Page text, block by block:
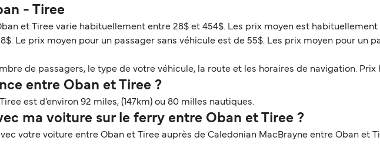
- Tiree
et Tiree varie habituellement entre 28$ et 454$. Les prix moyen est
Le prix moyen pour un passager sans véhicule est de 55$. Les prix moyen pour un
de passagers, le type de votre véhicule, la route et les horaires de navigation. Prix
entre Oban et Tiree ?
est d’environ 92 miles, (147km) ou 80 milles nautiques.
ma voiture sur le ferry entre Oban et Tiree ?
votre voiture entre Oban et Tiree auprès de Caledonian MacBrayne entre Oban et